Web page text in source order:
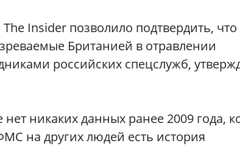
Insider позволило подтвердить, что
Британией в отравлении
российских спецслужб,
никаких данных ранее 2009 года,
на других людей есть история